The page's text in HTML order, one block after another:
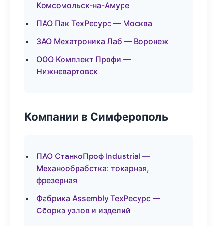
Комсомольск-на-Амуре
ПАО Пак ТехРесурс — Москва
ЗАО Мехатроника Лаб — Воронеж
ООО Комплект Профи —
Нижневартовск
Компании в Симферополь
ПАО СтанкоПроф Industrial —
Механообработка: токарная,
фрезерная
Фабрика Assembly ТехРесурс —
Сборка узлов и изделий